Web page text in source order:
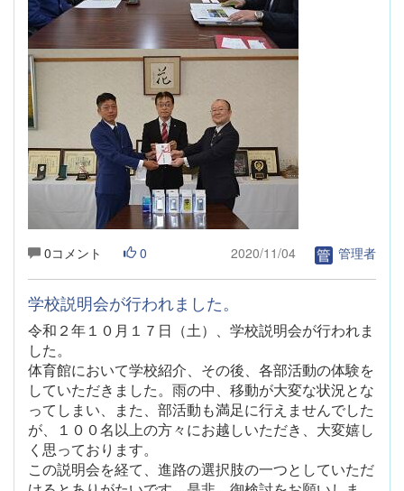
0コメント 0 2020/11/04 管理者
学校説明会が行われました。
令和２年１０月１７日（土）、学校説明会が行われま
した。
体育館において学校紹介、その後、各部活動の体験を
していただきました。雨の中、移動が大変な状況とな
ってしまい、また、部活動も満足に行えませんでした
が、１００名以上の方々にお越しいただき、大変嬉し
く思っております。
この説明会を経て、進路の選択肢の一つとしていただ